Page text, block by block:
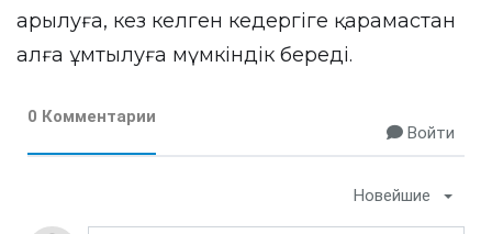
арылуға, кез келген кедергіге қарамастан
алға ұмтылуға мүмкіндік береді.
0 Комментарии
Войти
Новейшие